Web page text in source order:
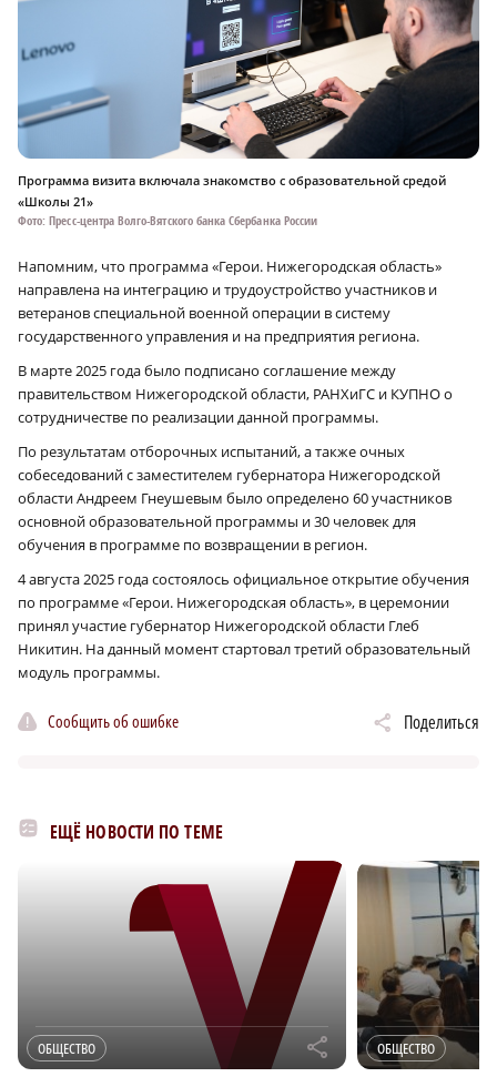
Программа визита включала знакомство с образовательной средой
«Школы 21»
Фото: Пресс-центра Волго-Вятского банка Сбербанка России
Напомним, что программа «Герои. Нижегородская область»
направлена на интеграцию и трудоустройство участников и
ветеранов специальной военной операции в систему
государственного управления и на предприятия региона.
В марте 2025 года было подписано соглашение между
правительством Нижегородской области, РАНХиГС и КУПНО о
сотрудничестве по реализации данной программы.
По результатам отборочных испытаний, а также очных
собеседований с заместителем губернатора Нижегородской
области Андреем Гнеушевым было определено 60 участников
основной образовательной программы и 30 человек для
обучения в программе по возвращении в регион.
4 августа 2025 года состоялось официальное открытие обучения
по программе «Герои. Нижегородская область», в церемонии
принял участие губернатор Нижегородской области Глеб
Никитин. На данный момент стартовал третий образовательный
модуль программы.
Сообщить об ошибке Поделиться
ЕЩЁ НОВОСТИ ПО ТЕМЕ
ОБЩЕСТВО r ОБЩЕСТВО